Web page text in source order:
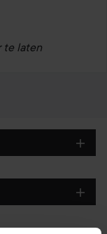
te laten